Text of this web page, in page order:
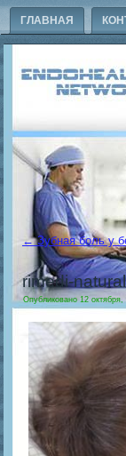
ГЛАВНАЯ
←Зубная боль у
rimedi-
Опубликовано 12 октября,